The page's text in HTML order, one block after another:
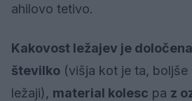
ahilovo tetivo.
Kakovost ležajev je
številko (višja kot je ta,
ležaji), material kolesc pa z